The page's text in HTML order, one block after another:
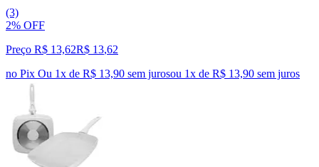
(3)
2% OFF
Preço R$ 13,62R$ 13,62
no Pix Ou 1x de R$ 13,90 sem jurosou 1x de R$ 13,90 sem juros